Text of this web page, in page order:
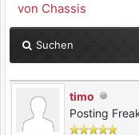
von Chassis
Suchen
timo
Posting